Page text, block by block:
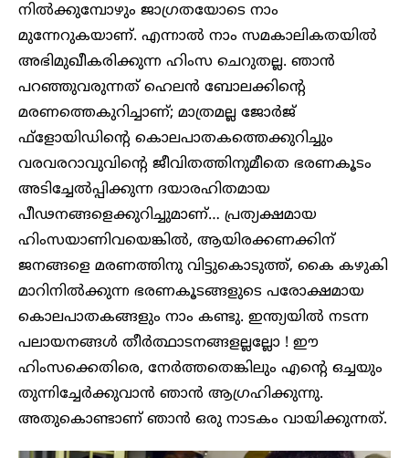
നിൽക്കുമ്പോഴും ജാഗ്രതയോടെ നാം
മുന്നേറുകയാണ്. എന്നാൽ നാം സമകാലികതയിൽ
അഭിമുഖീകരിക്കുന്ന ഹിംസ ചെറുതല്ല. ഞാൻ
പറഞ്ഞുവരുന്നത് ഹെലൻ ബോലക്കിന്റെ
മരണത്തെകുറിച്ചാണ്; മാത്രമല്ല ജോർജ്
ഫ്‌ളോയിഡിന്റെ കൊലപാതകത്തെക്കുറിച്ചും
വരവരറാവുവിന്റെ ജീവിതത്തിനുമീതെ ഭരണകൂടം
അടിച്ചേൽപ്പിക്കുന്ന ദയാരഹിതമായ
പീഢനങ്ങളെക്കുറിച്ചുമാണ്… പ്രത്യക്ഷമായ
ഹിംസയാണിവയെങ്കിൽ, ആയിരക്കണക്കിന്
ജനങ്ങളെ മരണത്തിനു വിട്ടുകൊടുത്ത്, കൈ കഴുകി
മാറിനിൽക്കുന്ന ഭരണകൂടങ്ങളുടെ പരോക്ഷമായ
കൊലപാതകങ്ങളും നാം കണ്ടു. ഇന്ത്യയിൽ നടന്ന
പലായനങ്ങൾ തീർത്ഥാടനങ്ങളല്ലല്ലോ ! ഈ
ഹിംസക്കെതിരെ, നേർത്തതെങ്കിലും എന്റെ ഒച്ചയും
തുന്നിച്ചേർക്കുവാൻ ഞാൻ ആഗ്രഹിക്കുന്നു.
അതുകൊണ്ടാണ് ഞാൻ ഒരു നാടകം വായിക്കുന്നത്.